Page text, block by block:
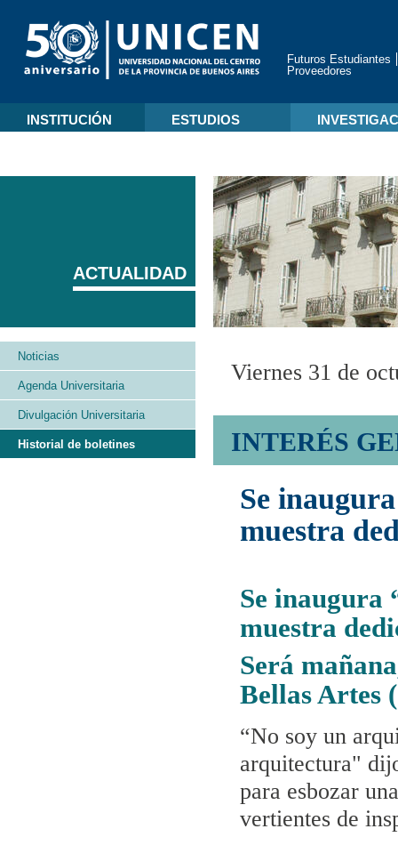
Futuros Estudiantes
Proveedores
INSTITUCIÓN ESTUDIOS
Viernes 31 de
INTERÉS
Se
muestra
Se inaugura
muestra
Será
Bellas Artes
“No soy un
arquitectura"
para esbozar
vertientes de
ACTUALIDAD
Noticias
Agenda Universitaria
Divulgación Universitaria
Historial de boletines